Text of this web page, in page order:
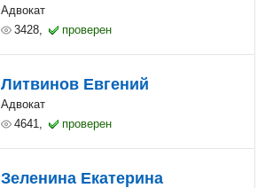
Адвокат
3428,
проверен
Литвинов Евгений
Адвокат
4641,
проверен
Зеленина Екатерина